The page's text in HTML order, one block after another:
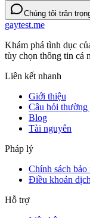
Chúng tôi trân
gaytest.me
Khám phá tình dục
tùy chọn thông tin cá
Liên kết nhanh
Giới thiệu
Câu hỏi thường
Blog
Tài nguyên
Pháp lý
Chính sách bảo
Điều khoản
Hỗ trợ